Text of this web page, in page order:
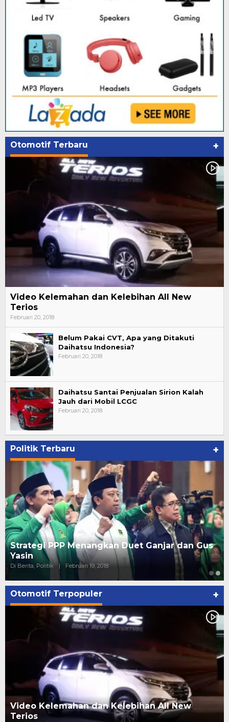
Otomotif Terbaru +
Video Kelemahan dan Kelebihan All New
Terios
Februari 20, 2018
Belum Pakai CVT, Apa yang Ditakuti
Daihatsu Indonesia?
Februari 20, 2018
Daihatsu Santai Penjualan Sirion Kalah
Jauh dari Mobil LCGC
Februari 20, 2018
Politik Terbaru +
Strategi PPP Menangkan Duet Ganjar dan Gus
Yasin
Di Berita, Politik | Februari 19, 2018
Otomotif Terpopuler +
Video Kelemahan dan Kelebihan All New
Terios